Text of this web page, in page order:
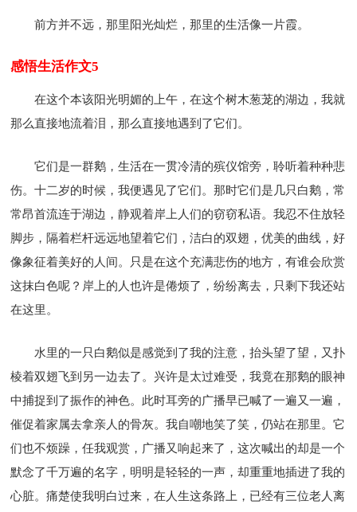
前方并不远，那里阳光灿烂，那里的生活像一片霞。
感悟生活作文5
在这个本该阳光明媚的上午，在这个树木葱茏的湖边，我就
那么直接地流着泪，那么直接地遇到了它们。
它们是一群鹅，生活在一贯冷清的殡仪馆旁，聆听着种种悲
伤。十二岁的时候，我便遇见了它们。那时它们是几只白鹅，常
常昂首流连于湖边，静观着岸上人们的窃窃私语。我忍不住放轻
脚步，隔着栏杆远远地望着它们，洁白的双翅，优美的曲线，好
像象征着美好的人间。只是在这个充满悲伤的地方，有谁会欣赏
这抹白色呢？岸上的人也许是倦烦了，纷纷离去，只剩下我还站
在这里。
水里的一只白鹅似是感觉到了我的注意，抬头望了望，又扑
棱着双翅飞到另一边去了。兴许是太过难受，我竟在那鹅的眼神
中捕捉到了振作的神色。此时耳旁的广播早已喊了一遍又一遍，
催促着家属去拿亲人的骨灰。我自嘲地笑了笑，仍站在那里。它
们也不烦躁，任我观赏，广播又响起来了，这次喊出的却是一个
默念了千万遍的名字，明明是轻轻的一声，却重重地插进了我的
心脏。痛楚使我明白过来，在人生这条路上，已经有三位老人离